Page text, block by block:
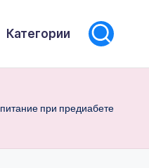
Категории
питание при предиабете